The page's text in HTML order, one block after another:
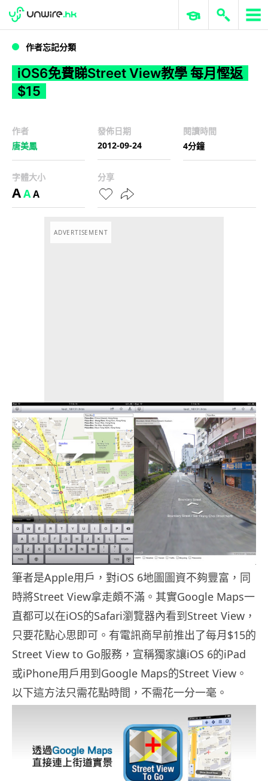
iOS6免費睇Street View教學 每月慳返$15
WWDC 2026 ERP 與商業 AI
作者忘記分類
iOS6免費睇Street View教學 每月慳返
$15
作者
唐美鳳
發佈日期
2012-09-24
閱讀時間
4分鐘
字體大小
AAA
分享
ADVERTISEMENT
筆者是Apple用戶，對iOS 6地圖圖資不夠豐富，同
時將Street View拿走頗不滿。其實Google Maps一
直都可以在iOS的Safari瀏覽器內看到Street View，
只要花點心思即可。有電訊商早前推出了每月$15的
Street View to Go服務，宣稱獨家讓iOS 6的iPad
或iPhone用戶用到Google Maps的Street View。
以下這方法只需花點時間，不需花一分一毫。